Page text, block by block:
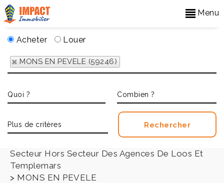
Menu
Acheter Louer
MONS EN PEVELE (59246)
Secteur Hors Secteur Des Agences De Loos Et
Templemars
> MONS EN PEVELE